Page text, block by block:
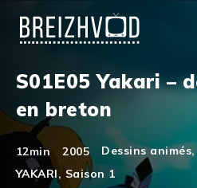
S01E05 Yakari –
en breton
12min 2005 Dessins animés,
YAKARI, Saison 1